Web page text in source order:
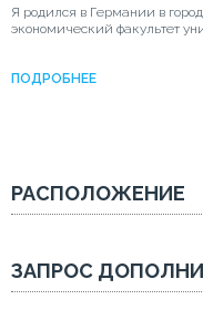
Я родился в Германии в
экономический факультет
ПОДРОБНЕЕ
РАСПОЛОЖЕНИЕ
ЗАПРОС